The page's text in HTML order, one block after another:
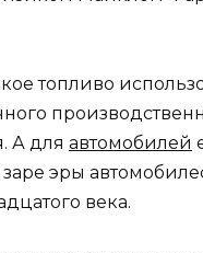
топливо
А для автомобилей
эры
века.